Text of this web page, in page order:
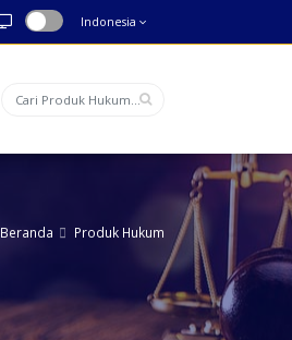
Indonesia
Beranda Produk Hukum